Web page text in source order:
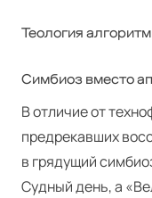
Теология
Симбиоз вместо
В отличие от
предрекавших
в грядущий
Судный день, а